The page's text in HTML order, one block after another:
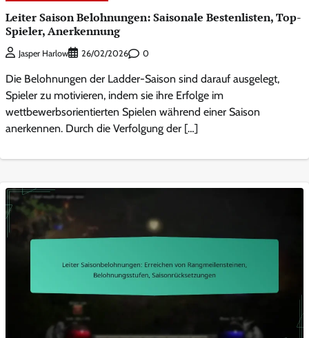
Leiter Saison Belohnungen: Saisonale Bestenlisten, Top-
Spieler, Anerkennung
Jasper Harlow 26/02/2026 0
Die Belohnungen der Ladder-Saison sind darauf ausgelegt,
Spieler zu motivieren, indem sie ihre Erfolge im
wettbewerbsorientierten Spielen während einer Saison
anerkennen. Durch die Verfolgung der […]